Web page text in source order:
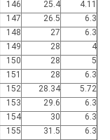
146 25.4
4.11
147 26.5
6.3
148 27
6.3
149 28
4
150 28
5
151 28
6.3
152 28.34
5.72
153 29.6
6.3
154 30
6.3
155 31.5
6.3